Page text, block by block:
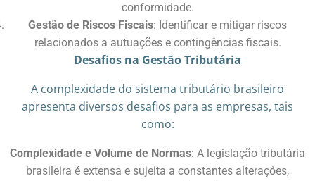
conformidade.​
Gestão de Riscos Fiscais: Identificar e mitigar riscos
relacionados a autuações e contingências fiscais.​
Desafios na Gestão Tributária
A complexidade do sistema tributário brasileiro
apresenta diversos desafios para as empresas, tais
como:​
Complexidade e Volume de Normas: A legislação tributária
brasileira é extensa e sujeita a constantes alterações,